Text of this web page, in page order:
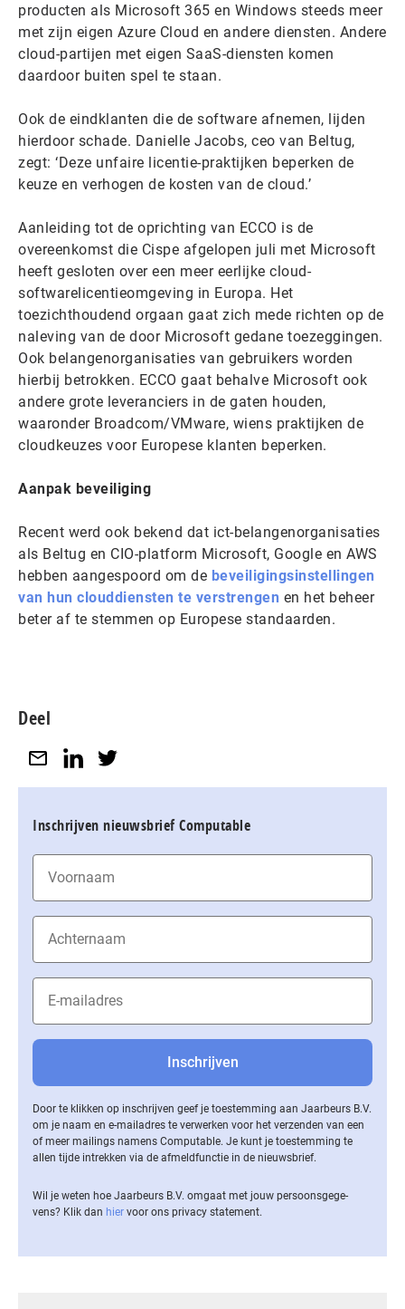
producten als Microsoft 365 en Windows steeds meer
met zijn eigen Azure Cloud en andere diensten. Andere
cloud-partijen met eigen SaaS-diensten komen
daardoor buiten spel te staan.
Ook de eindklanten die de software afnemen, lijden
hierdoor schade. Danielle Jacobs, ceo van Beltug,
zegt: ‘Deze unfaire licentie-praktijken beperken de
keuze en verhogen de kosten van de cloud.’
Aanleiding tot de oprichting van ECCO is de
overeenkomst die Cispe afgelopen juli met Microsoft
heeft gesloten over een meer eerlijke cloud-
softwarelicentieomgeving in Europa. Het
toezichthoudend orgaan gaat zich mede richten op de
naleving van de door Microsoft gedane toezeggingen.
Ook belangenorganisaties van gebruikers worden
hierbij betrokken. ECCO gaat behalve Microsoft ook
andere grote leveranciers in de gaten houden,
waaronder Broadcom/VMware, wiens praktijken de
cloudkeuzes voor Europese klanten beperken.
Aanpak beveiliging
Recent werd ook bekend dat ict-belangenorganisaties
als Beltug en CIO-platform Microsoft, Google en AWS
hebben aangespoord om de beveiligingsinstellingen
van hun clouddiensten te verstrengen en het beheer
beter af te stemmen op Europese standaarden.
Deel
Inschrijven nieuwsbrief Computable
Door te klikken op inschrijven geef je toestemming aan Jaarbeurs B.V.
om je naam en e-mailadres te verwerken voor het verzenden van een
of meer mailings namens Computable. Je kunt je toestemming te
allen tijde intrekken via de af­meld­func­tie in de nieuwsbrief.
Wil je weten hoe Jaarbeurs B.V. omgaat met jouw per­soons­ge­ge­
vens? Klik dan hier voor ons privacy statement.